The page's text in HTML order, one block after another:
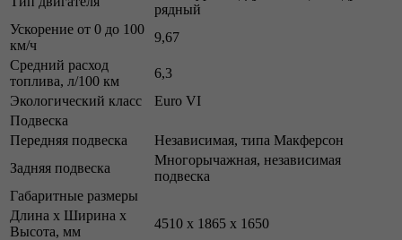
рядный
Ускорение от 0 до 100
км/ч
9,67
Средний расход
топлива, л/100 км
6,3
Экологический класс
Euro VI
Подвеска
Передняя подвеска
Независимая, типа Макферсон
Задняя подвеска
Многорычажная, независимая
подвеска
Габаритные размеры
Длина х Ширина х
Высота, мм
4510 x 1865 x 1650